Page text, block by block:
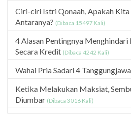
Ciri-ciri Istri Qonaah, Apakah Kita
Antaranya? (Dibaca 15497 Kali)
4 Alasan Pentingnya
Secara Kredit (Dibaca 4242 Kali)
Wahai Pria Sadari 4
Ketika Melakukan Maksiat,
Diumbar (Dibaca 3016 Kali)